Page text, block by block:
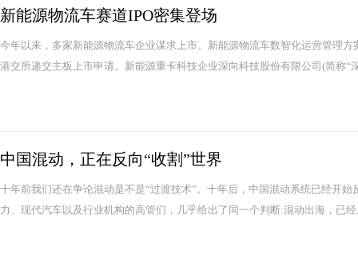
新能源物流车赛道IPO密集登场
今年以来，多家新能源物流车企业谋求上市。新能源物流车数智化运营管理
港交所递交主板上市申请。新能源重卡科技企业深向科技股份有限公司(简称“
中国混动，正在反向“收割”世界
十年前我们还在争论混动是不是“过渡技术”。十年后，中国混动系统已经开
力、现代汽车以及行业机构的高管们，几乎给出了同一个判断:混动出海，已